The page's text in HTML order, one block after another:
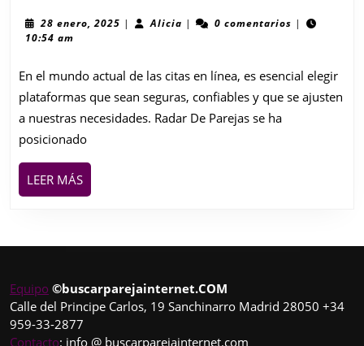
Parejas
del
sitio
28 enero, 2025 28| AliciaAlicia
| 0 comentarios |
10:54 am
En el mundo actual de las citas en línea, es esencial elegir
plataformas que sean seguras, confiables y que se ajusten
a nuestras necesidades. Radar De Parejas se ha
posicionado
LEER MÁSLEER
MÁS
Equipo ©buscarparejainternet.COM
Calle del Principe Carlos, 19 Sanchinarro Madrid 28050 +34
959-33-2877
Contacto: info @ buscarparejainternet.com